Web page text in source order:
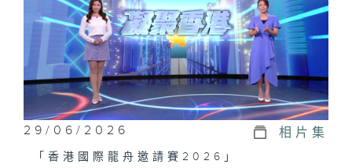
29/06/2026 相片集
「香港國際龍舟邀請賽2026」